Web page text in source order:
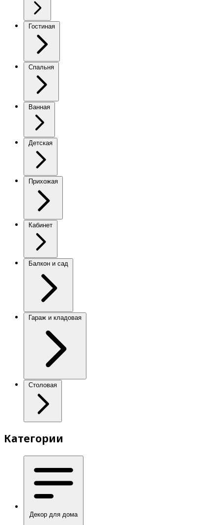
Гостиная
Спальня
Ванная
Детская
Прихожая
Кабинет
Балкон и сад
Гараж и кладовая
Столовая
Категории
Декор для дома